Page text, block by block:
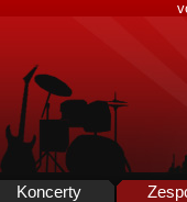
Koncerty